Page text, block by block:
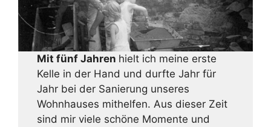
Mit fünf Jahren hielt ich meine erste
Kelle in der Hand und durfte Jahr für
Jahr bei der Sanierung unseres
Wohnhauses mithelfen. Aus dieser Zeit
sind mir viele schöne Momente und